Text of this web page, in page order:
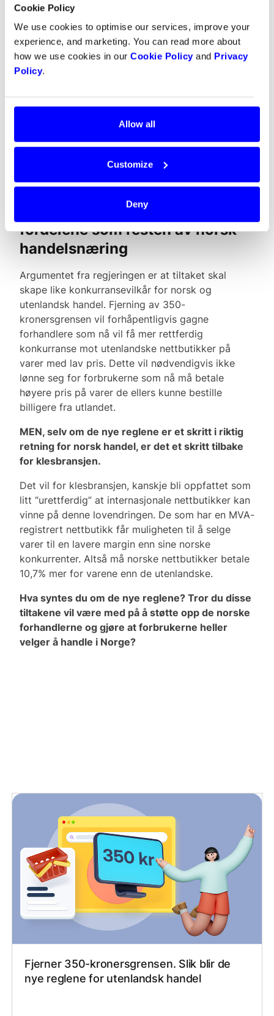
Cookie Policy
We use cookies to optimise our services, improve your
experience, and marketing. You can read more about
how we use cookies in our Cookie Policy and Privacy
Policy.
Allow all
Customize
Deny
Klesbransjen får ikke de samme
fordelene som resten av norsk
handelsnæring
Argumentet fra regjeringen er at tiltaket skal
skape like konkurransevilkår for norsk og
utenlandsk handel. Fjerning av 350-
kronersgrensen vil forhåpentligvis gagne
forhandlere som nå vil få mer rettferdig
konkurranse mot utenlandske nettbutikker på
varer med lav pris. Dette vil nødvendigvis ikke
lønne seg for forbrukerne som nå må betale
høyere pris på varer de ellers kunne bestille
billigere fra utlandet.
MEN, selv om de nye reglene er et skritt i riktig
retning for norsk handel, er det et skritt tilbake
for klesbransjen.
Det vil for klesbransjen, kanskje bli oppfattet som
litt “urettferdig” at internasjonale nettbutikker kan
vinne på denne lovendringen. De som har en MVA-
registrert nettbutikk får muligheten til å selge
varer til en lavere margin enn sine norske
konkurrenter. Altså må norske nettbutikker betale
10,7% mer for varene enn de utenlandske.
Hva syntes du om de nye reglene? Tror du disse
tiltakene vil være med på å støtte opp de norske
forhandlerne og gjøre at forbrukerne heller
velger å handle i Norge?
Fjerner 350-kronersgrensen. Slik blir de
nye reglene for utenlandsk handel